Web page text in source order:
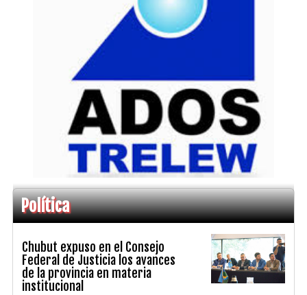
Política
Chubut expuso en el Consejo
Federal de Justicia los avances
de la provincia en materia
institucional